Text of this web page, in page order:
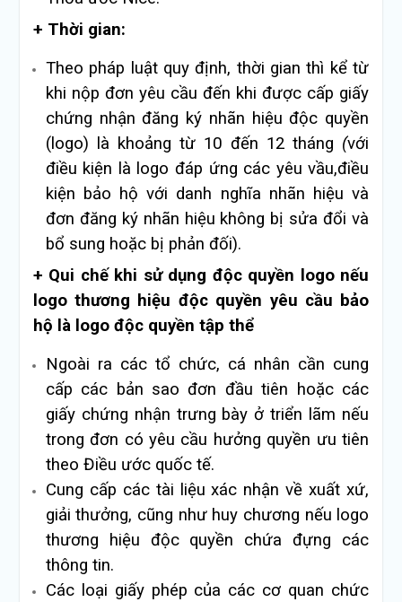
+ Thời gian:
Theo pháp luật quy định, thời gian thì kể từ
khi nộp đơn yêu cầu đến khi được cấp giấy
chứng nhận đăng ký nhãn hiệu độc quyền
(logo) là khoảng từ 10 đến 12 tháng (với
điều kiện là logo đáp ứng các yêu vầu,điều
kiện bảo hộ với danh nghĩa nhãn hiệu và
đơn đăng ký nhãn hiệu không bị sửa đổi và
bổ sung hoặc bị phản đối).
+ Qui chế khi sử dụng độc quyền logo nếu
logo thương hiệu độc quyền yêu cầu bảo
hộ là logo độc quyền tập thể
Ngoài ra các tổ chức, cá nhân cần cung
cấp các bản sao đơn đầu tiên hoặc các
giấy chứng nhận trưng bày ở triển lãm nếu
trong đơn có yêu cầu hưởng quyền ưu tiên
theo Điều ước quốc tế.
Cung cấp các tài liệu xác nhận về xuất xứ,
giải thưởng, cũng như huy chương nếu logo
thương hiệu độc quyền chứa đựng các
thông tin.
Các loại giấy phép của các cơ quan chức